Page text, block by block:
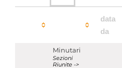
data
da
Minutari
Sezioni
Riunite ->